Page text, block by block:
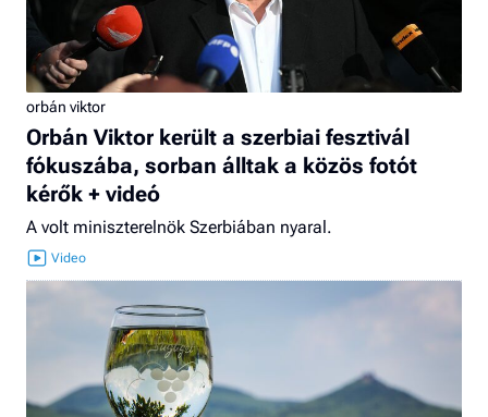
orbán viktor
Orbán Viktor került a szerbiai fesztivál
fókuszába, sorban álltak a közös fotót
kérők + videó
A volt miniszterelnök Szerbiában nyaral.